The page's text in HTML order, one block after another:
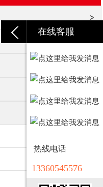
在线客服
热线电话
13360545576